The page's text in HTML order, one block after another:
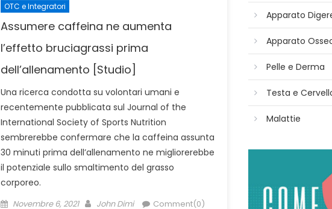
OTC e Integratori
Assumere caffeina ne aumenta
l’effetto bruciagrassi prima
dell’allenamento [Studio]
Una ricerca condotta su volontari umani e
recentemente pubblicata sul Journal of the
International Society of Sports Nutrition
sembrerebbe confermare che la caffeina assunta
30 minuti prima dell’allenamento ne migliorerebbe
il potenziale sullo smaltimento del grasso
corporeo.
Posted
Novembre 6, 2021 Author
John Dimi Comment(0)
Apparato
Apparato
Pelle e Derma
Testa e
Malattie